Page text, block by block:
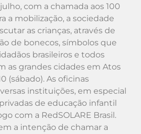
com a chamada aos 100
a mobilização, a sociedade
as crianças, através de
de bonecos, símbolos que
brasileiros e todos
as grandes cidades em Atos
(sábado). As oficinas
instituições, em especial
de educação infantil
com a RedSOLARE Brasil.
a intenção de chamar a